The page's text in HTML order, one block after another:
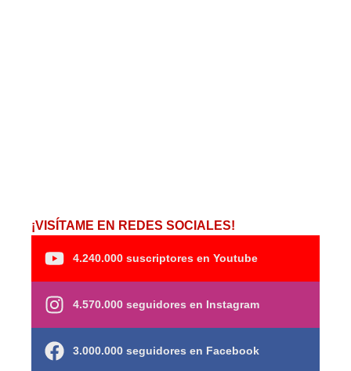
¡VISÍTAME EN REDES SOCIALES!
4.240.000 suscriptores en Youtube
4.570.000 seguidores en Instagram
3.000.000 seguidores en Facebook